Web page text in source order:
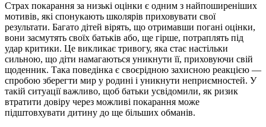
Страх покарання за низькі оцінки є одним з найпоширеніших
мотивів, які спонукають школярів приховувати свої
результати. Багато дітей вірять, що отримавши погані оцінки,
вони засмутять своїх батьків або, ще гірше, потраплять під
удар критики. Це викликає тривогу, яка стає настільки
сильною, що діти намагаються уникнути її, приховуючи свій
щоденник. Така поведінка є своєрідною захисною реакцією —
спробою зберегти мир у родині і уникнути неприємностей. У
такій ситуації важливо, щоб батьки усвідомили, як ризик
втратити довіру через можливі покарання може
підштовхувати дитину до ще більших обманів.